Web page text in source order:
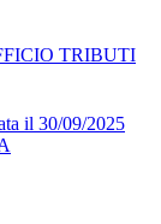
TRIBUTI
il 30/09/2025